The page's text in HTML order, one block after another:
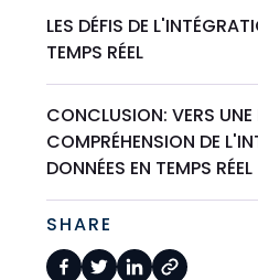
LES DÉFIS DE
TEMPS RÉEL
CONCLUSION: VERS UNE
COMPRÉHENSION DE
DONNÉES EN TEMPS RÉEL
SHARE